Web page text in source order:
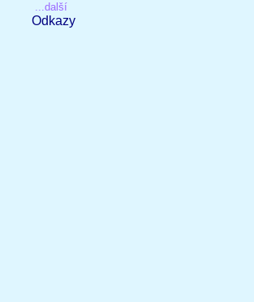
...další
Odkazy